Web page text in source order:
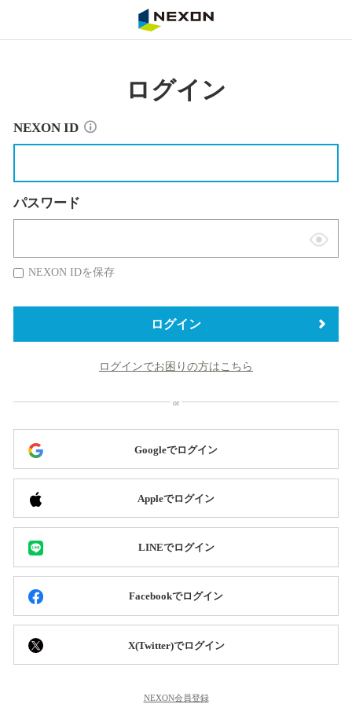
ログイン
NEXON ID
パスワード
表
替
NEXON IDを保存
ログイン
ログインでお困りの方はこちら
Googleでログイン
Appleでログイン
LINEでログイン
Facebookでログイン
X(Twitter)でログイン
NEXON会員登録